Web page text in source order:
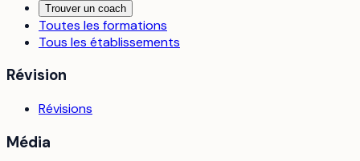
Trouver un coach
Toutes les formations
Tous les établissements
Révision
Révisions
Média